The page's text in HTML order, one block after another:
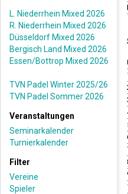
L. Niederrhein Mixed 2026
R. Niederrhein Mixed 2026
Düsseldorf Mixed 2026
Bergisch Land Mixed 2026
Essen/Bottrop Mixed 2026
TVN Padel Winter 2025/26
TVN Padel Sommer 2026
Veranstaltungen
Seminarkalender
Turnierkalender
Filter
Vereine
Spieler